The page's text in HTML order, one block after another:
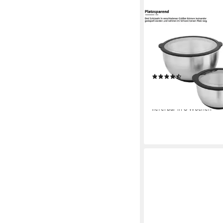
OTTO HOME
20 / 24 cm, Edelstahl
tlg), Ideal zum
und Servieren von
(14)
65,36 €
lieferbar in 8 Wochen